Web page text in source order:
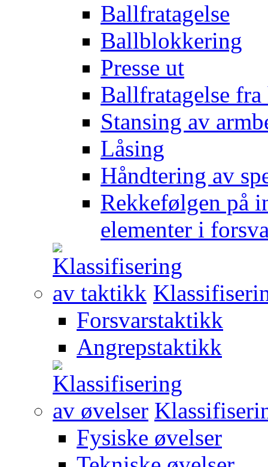
Ballfratagelse
Ballblokkering
Presse ut
Ballfratagelse fra
Stansing av
Låsing
Håndtering av
Rekkefølgen på
elementer i
Forsvarstaktikk
Angrepstaktikk
Fysiske øvelser